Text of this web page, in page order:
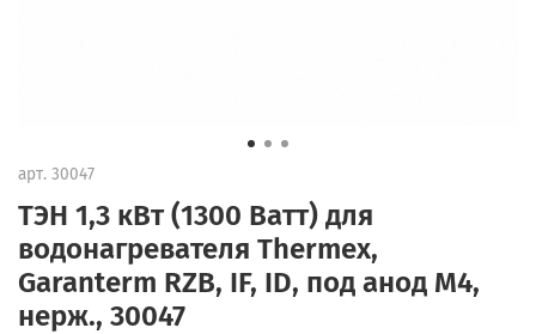
арт. 30047
ТЭН 1,3 кВт (1300 Ватт) для
водонагревателя Thermex,
Garanterm RZB, IF, ID, под анод М4,
нерж., 30047